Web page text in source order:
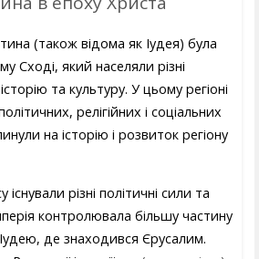
(також відома як Іудея) була
Сході, який населяли різні
та культуру. У цьому регіоні
релігійних і соціальних
на історію і розвиток регіону
різні політичні сили та
контролювала більшу частину
де знаходився Єрусалим.